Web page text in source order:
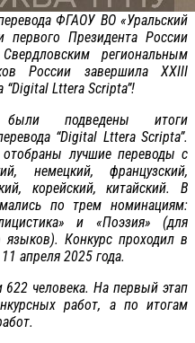
ФГАОУ ВО «Уральский
первого Президента России
региональным
России завершила XXIII
Lttera Scripta”!
подведены итоги
“Digital Lttera Scripta”.
лучшие переводы с
немецкий, французский,
корейский, китайский. В
по трем номинациям:
и «Поэзия» (для
языков). Конкурс проходил в
апреля 2025 года.
622 человека. На первый этап
работ, а по итогам